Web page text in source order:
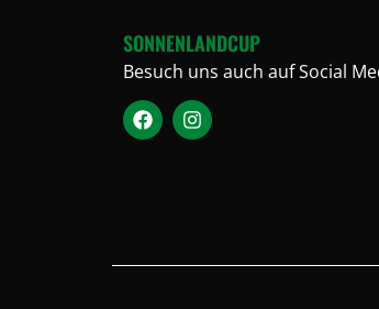
SONNENLANDCUP
Besuch uns auch auf Social